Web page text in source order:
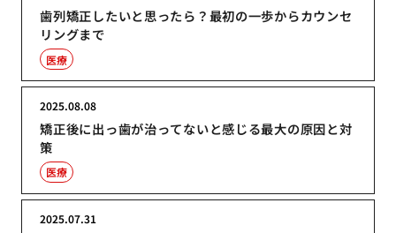
歯列矯正したいと思ったら？最初の一歩からカウンセ
リングまで
医療
矯正後に出っ歯が治ってないと感じる最大の原因と対
策
2025.08.08
医療
2025.07.31